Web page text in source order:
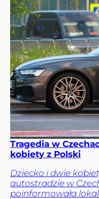
Tragedia w
kobiety z Polski
Dziecko i dwie
autostradzie w
poinformowała